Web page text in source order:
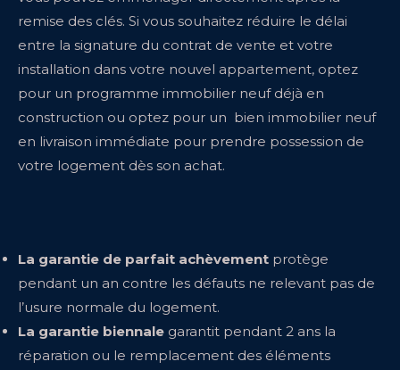
remise des clés. Si vous souhaitez réduire le délai
entre la signature du contrat de vente et votre
installation dans votre nouvel appartement, optez
pour un programme immobilier neuf déjà en
construction ou optez pour un bien immobilier neuf
en livraison immédiate pour prendre possession de
votre logement dès son achat.
La garantie de parfait achèvement protège
pendant un an contre les défauts ne relevant pas de
l’usure normale du logement.
La garantie biennale garantit pendant 2 ans la
réparation ou le remplacement des éléments